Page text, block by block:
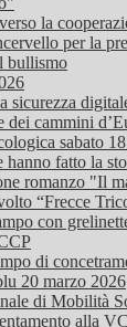
la
per la
bullismo
sicurezza
dei cammini
sabato
hanno fatto la
romanzo "Il
“Frecce
con
di
20 marzo 2026
di Mobilità
alla